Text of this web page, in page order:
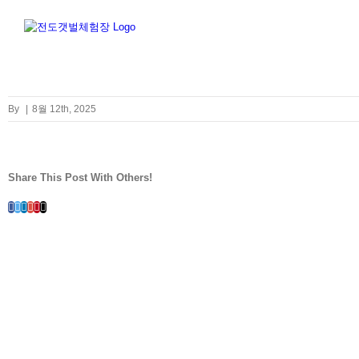
By 8월 12th, 2025
Share This Post With Others!
Facebook
Twitter
LinkedIn
Whatsapp
Google+
Pinterest
Email